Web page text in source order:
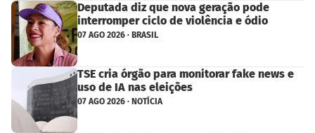
Deputada diz que nova geração pode
interromper ciclo de violência e ódio
07 AGO 2026 · BRASIL
TSE cria órgão para monitorar fake news e
uso de IA nas eleições
07 AGO 2026 · NOTÍCIA